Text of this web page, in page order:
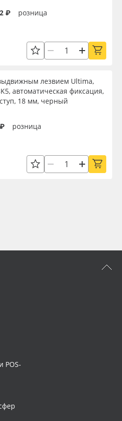
₽ розница
лезвием Ultima,
автоматическая фиксация,
18 мм, черный
розница
POS-